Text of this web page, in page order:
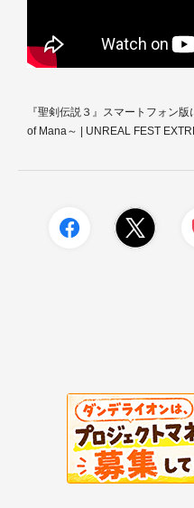
『聖剣伝説３』スマートフォン
of Mana～ | UNREAL FEST